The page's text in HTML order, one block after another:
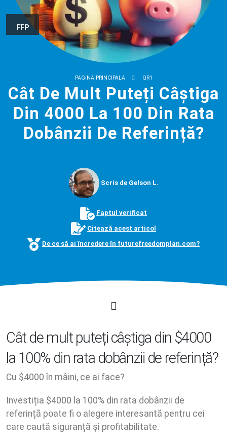
FFP
PAGINA PRINCIPALA QR1
Cât De Mult Puteți Câștiga
Din 4000 La 100 Din Rata
Dobânzii De Referință?
Scris de Gelson L.
Faptul verificat
Citează acest articol
De ce să ai încredere în futurefreedomplan.com?
Cât de mult puteți câștiga din $4000
la 100% din rata dobânzii de referință?
Cu $4000 în mâini, ce ai face?
Investiția $4000 la 100% din rata dobânzii de
referință poate fi o alegere interesantă pentru cei
care caută siguranță și profitabilitate.